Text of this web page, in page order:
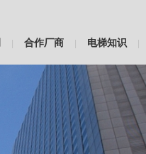
合作厂商 电梯知识|